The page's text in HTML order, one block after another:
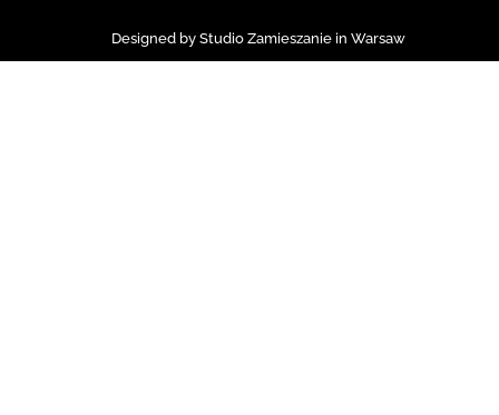
Designed by Studio Zamieszanie in Warsaw